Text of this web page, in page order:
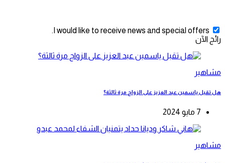
I would like to receive news and special offers.
رائج الآن
مشاهير
هل تقبل ياسمين عبد العزيز على الزواج مرة ثالثة؟
7 مايو 2024
مشاهير